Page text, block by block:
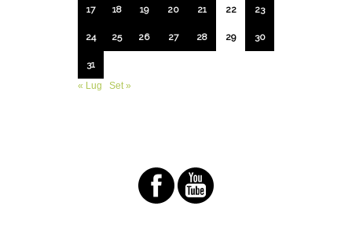
17 18 19 20 21 22 23
24 25 26 27 28 29 30
31
« Lug
Set »